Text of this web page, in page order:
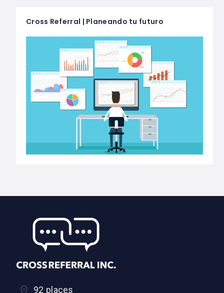
Cross Referral | Planeando tu futuro
92 places